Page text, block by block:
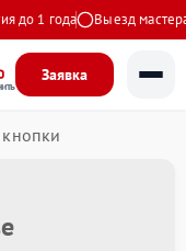
1 года Выезд мастера
Заявка